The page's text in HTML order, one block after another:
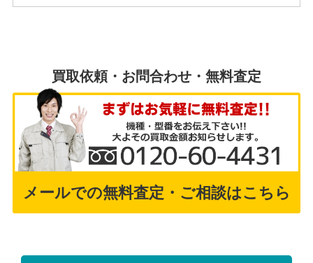
買取依頼・お問合わせ・無料査定
メールでの無料査定・ご相談はこちら